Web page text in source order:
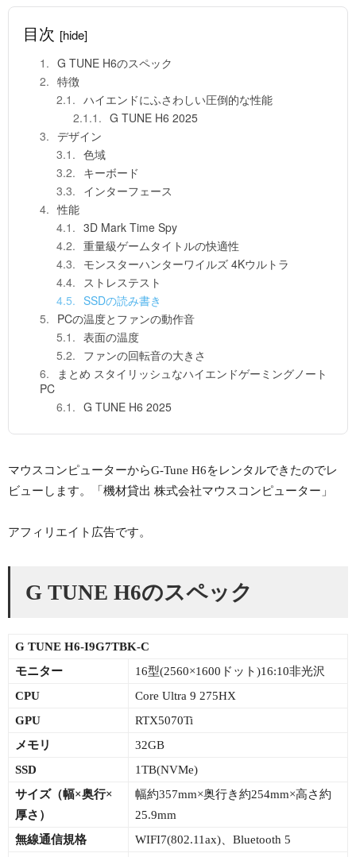
目次 [hide]
G TUNE H6のスペック
特徴
ハイエンドにふさわしい圧倒的な性能
G TUNE H6 2025
デザイン
色域
キーボード
インターフェース
性能
3D Mark Time Spy
重量級ゲームタイトルの快適性
モンスターハンターワイルズ 4Kウルトラ
ストレステスト
SSDの読み書き
PCの温度とファンの動作音
表面の温度
ファンの回転音の大きさ
まとめ スタイリッシュなハイエンドゲーミングノート
PC
G TUNE H6 2025
マウスコンピューターからG-Tune H6をレンタルできたのでレ
ビューします。「機材貸出 株式会社マウスコンピューター」
アフィリエイト広告です。
G TUNE H6のスペック
G TUNE H6-I9G7TBK-C
モニター
16型(2560×1600ドット)16:10非光沢
CPU
Core Ultra 9 275HX
GPU
RTX5070Ti
メモリ
32GB
SSD
1TB(NVMe)
サイズ（幅×奥行×
厚さ）
幅約357mm×奥行き約254mm×高さ約
25.9mm
無線通信規格
WIFI7(802.11ax)、Bluetooth 5